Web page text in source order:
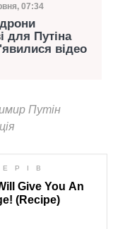
07:34
для Путіна
відео
Путін